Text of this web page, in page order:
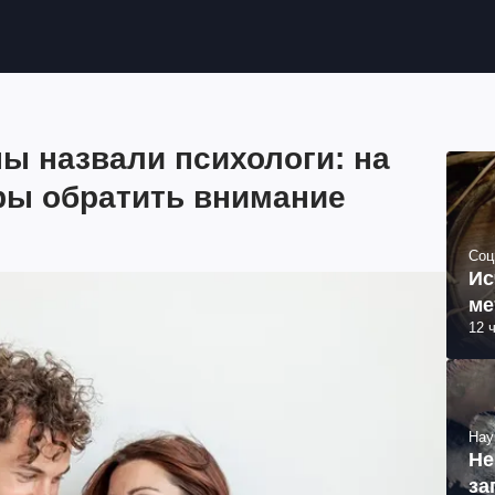
назвали психологи: на
обратить внимание
12